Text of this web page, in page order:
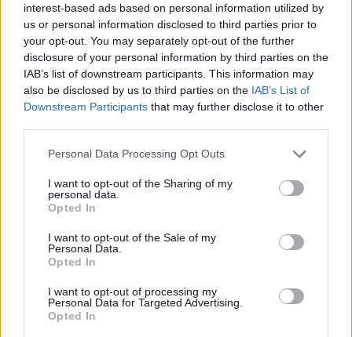
interest-based ads based on personal information utilized by
us or personal information disclosed to third parties prior to
your opt-out. You may separately opt-out of the further
disclosure of your personal information by third parties on the
IAB’s list of downstream participants. This information may
also be disclosed by us to third parties on the IAB’s List of
Downstream Participants that may further disclose it to other
Please note that this website/app uses one or more Google
not limited to your visit or usage behaviour. You may click to
grant or deny consent to Google and its third-party tags to
use your data for below specified purposes in below Google
consent section.
Personal Data Processing Opt Outs
I want to opt-out of the Sharing of my
personal data.
Opted In
I want to opt-out of the Sale of my
Personal Data.
Opted In
I want to opt-out of processing my
Personal Data for Targeted Advertising.
Opted In
Dante és Vergil kapcsolata elősütve érkezik forró családi
tragédiával, ami szerencsére nem lett annyira
alternatív univerzum, ahol a DmC második évadában 3
teljes epizód szól könnyfakasztó párbeszédekről és
hangos vitákról, de ezt azért itt sikerült elkerülni. Az írók
a túlcsámcsogott önmarcangolás helyett egy külső
ellenségre fordították a nagyobb figyelmet, ami